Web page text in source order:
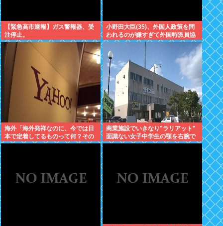
【緊急高市速報】ガス警報器、受
注停止。
小野田大臣(35)、外国人政策を問
われるのが嫌すぎて外国特派員協
会の招待を連続拒否www
海外「海外発祥なのに、今では日
本で定着してるものって何？その
逆も教えて！」（海外の反応）
商業施設でいきなり"ラリアット"
面識ない女子中学生の顎を右腕で
殴打 22歳女性を暴行容疑で逮捕